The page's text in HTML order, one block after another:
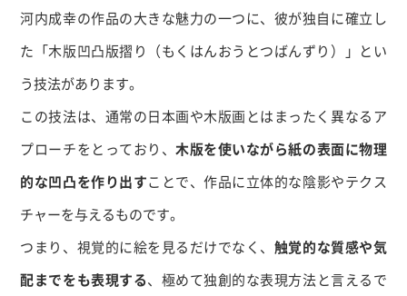
河内成幸の作品の大きな魅力の一つに、彼が独自に確立し
た「木版凹凸版摺り（もくはんおうとつばんずり）」とい
う技法があります。
この技法は、通常の日本画や木版画とはまったく異なるア
プローチをとっており、木版を使いながら紙の表面に物理
的な凹凸を作り出すことで、作品に立体的な陰影やテクス
チャーを与えるものです。
つまり、視覚的に絵を見るだけでなく、 触覚的な質感や気
配までをも表現する、極めて独創的な表現方法と言えるで